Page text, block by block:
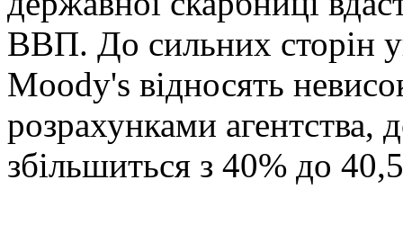
ВВП. До сильних сторін
Moody's відносять
розрахунками агентства,
збільшиться з 40% до